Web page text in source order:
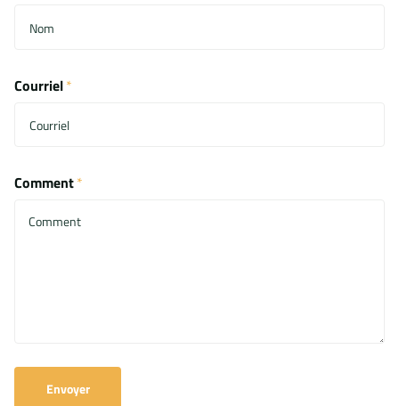
Courriel*
Comment*
Envoyer